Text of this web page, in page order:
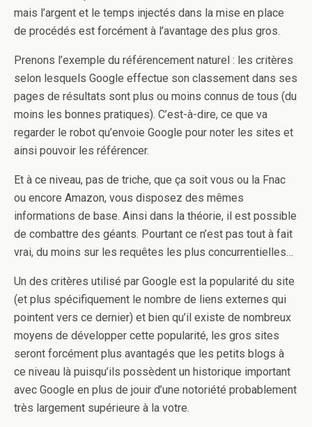
mais l’argent et le temps injectés dans la mise en place
de procédés est forcément à l’avantage des plus gros.
Prenons l’exemple du référencement naturel : les critères
selon lesquels Google effectue son classement dans ses
pages de résultats sont plus ou moins connus de tous (du
moins les bonnes pratiques). C’est-à-dire, ce que va
regarder le robot qu’envoie Google pour noter les sites et
ainsi pouvoir les référencer.
Et à ce niveau, pas de triche, que ça soit vous ou la Fnac
ou encore Amazon, vous disposez des mêmes
informations de base. Ainsi dans la théorie, il est possible
de combattre des géants. Pourtant ce n’est pas tout à fait
vrai, du moins sur les requêtes les plus concurrentielles…
Un des critères utilisé par Google est la popularité du site
(et plus spécifiquement le nombre de liens externes qui
pointent vers ce dernier) et bien qu’il existe de nombreux
moyens de développer cette popularité, les gros sites
seront forcément plus avantagés que les petits blogs à
ce niveau là puisqu’ils possèdent un historique important
avec Google en plus de jouir d’une notoriété probablement
très largement supérieure à la votre.